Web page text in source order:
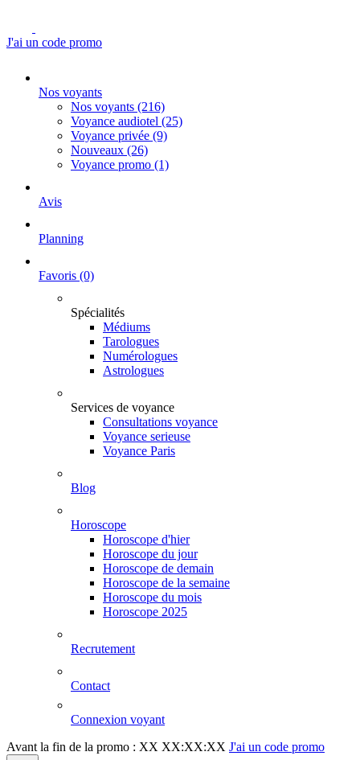
J'ai un code promo
Nos voyants
Nos voyants (216)
Voyance audiotel (25)
Voyance privée (9)
Nouveaux (26)
Voyance promo (1)
Avis
Planning
Favoris (0)
Spécialités
Médiums
Tarologues
Numérologues
Astrologues
Services de voyance
Consultations voyance
Voyance serieuse
Voyance Paris
Blog
Horoscope
Horoscope d'hier
Horoscope du jour
Horoscope de demain
Horoscope de la semaine
Horoscope du mois
Horoscope 2025
Recrutement
Contact
Connexion voyant
Avant la fin de la promo : XX XX:XX:XX J'ai un code promo